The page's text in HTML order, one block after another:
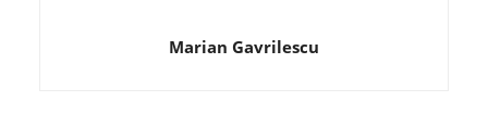
Marian Gavrilescu